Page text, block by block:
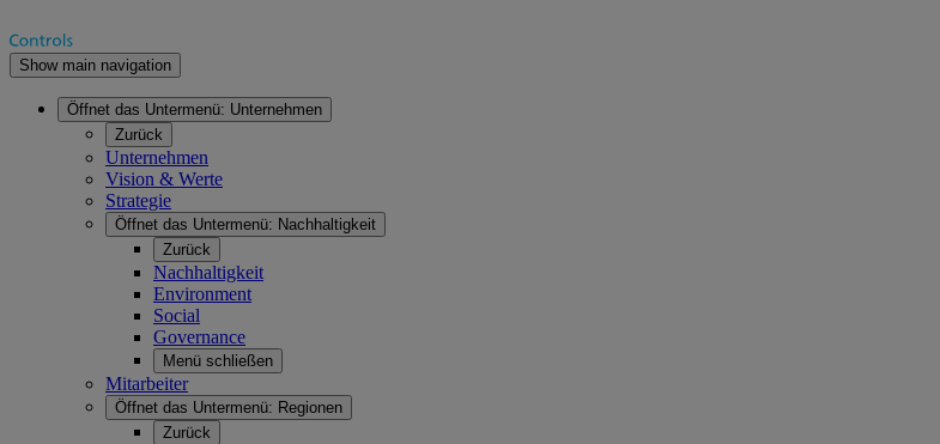
Show main navigation
Öffnet das Untermenü: Unternehmen
Zurück
Unternehmen
Vision & Werte
Strategie
Öffnet das Untermenü: Nachhaltigkeit
Zurück
Nachhaltigkeit
Environment
Social
Governance
Menü schließen
Mitarbeiter
Öffnet das Untermenü: Regionen
Zurück